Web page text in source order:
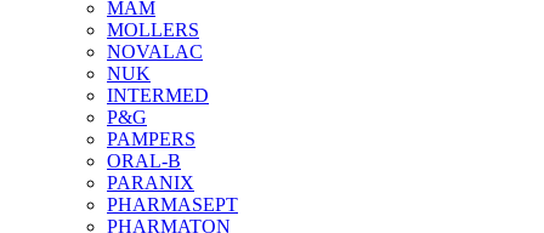
MAM
MOLLERS
NOVALAC
NUK
INTERMED
P&G
PAMPERS
ORAL-B
PARANIX
PHARMASEPT
PHARMATON